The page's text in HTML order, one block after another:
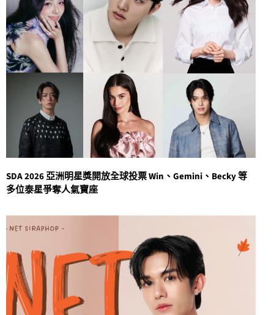
SDA 2026 亞洲明星獎開放全球投票 Win、Gemini、Becky 等
多位泰星爭奪人氣寶座